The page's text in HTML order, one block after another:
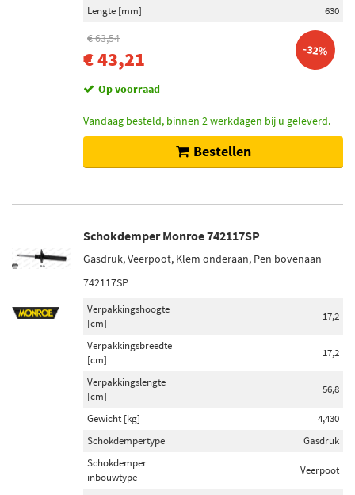
Lengte [mm]
630
€ 63,54
€ 43,21 -32%
Op voorraad
Vandaag besteld, binnen 2 werkdagen bij u geleverd.
Bestellen
Schokdemper Monroe 742117SP
Gasdruk, Veerpoot, Klem onderaan, Pen bovenaan
742117SP
Verpakkingshoogte
[cm]
17,2
Verpakkingsbreedte
[cm]
17,2
Verpakkingslengte
[cm]
56,8
Gewicht [kg]
4,430
Schokdempertype
Gasdruk
Schokdemper
inbouwtype
Veerpoot